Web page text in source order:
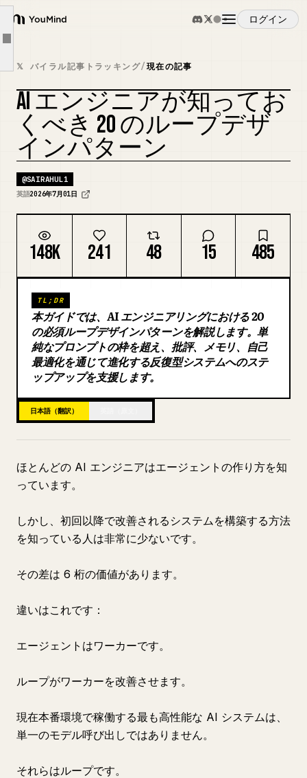
YouMind
ログイン
概要
ユースケース
スキル
プロンプト
ダウンロード
ブログ
更新情報
Article outline
14. 進捗評価ループ
15. 制約充足ループ
16. 分岐探索ループ
17. ツリーサーチループ
20. ワークフロー最適化ループ
20 のパターンすべてに共通するパターン
全体マップ
ほとんどのエンジニアはエージェントが未来だと考えています。
これが役に立ったなら：
𝕏 バイラル記事トラッキング/現在の記事
カバーをリミックス
AI エンジニアが知ってお
くべき 20 のループデザ
インパターン
@SAIRAHUL1
英語2026年7月01日
148K 241 48 15 485
TL;DR
本ガイドでは、AI エンジニアリングにおける 20
の必須ループデザインパターンを解説します。単
純なプロンプトの枠を超え、批評、メモリ、自己
最適化を通じて進化する反復型システムへのステ
ップアップを支援します。
日本語（翻訳）
ほとんどの AI エンジニアはエージェントの作り方を知
っています。
しかし、初回以降で改善されるシステムを構築する方法
を知っている人は非常に少ないです。
その差は 6 桁の価値があります。
違いはこれです：
エージェントはワーカーです。
ループがワーカーを改善させます。
現在本番環境で稼働する最も高性能な AI システムは、
単一のモデル呼び出しではありません。
それらはループです。